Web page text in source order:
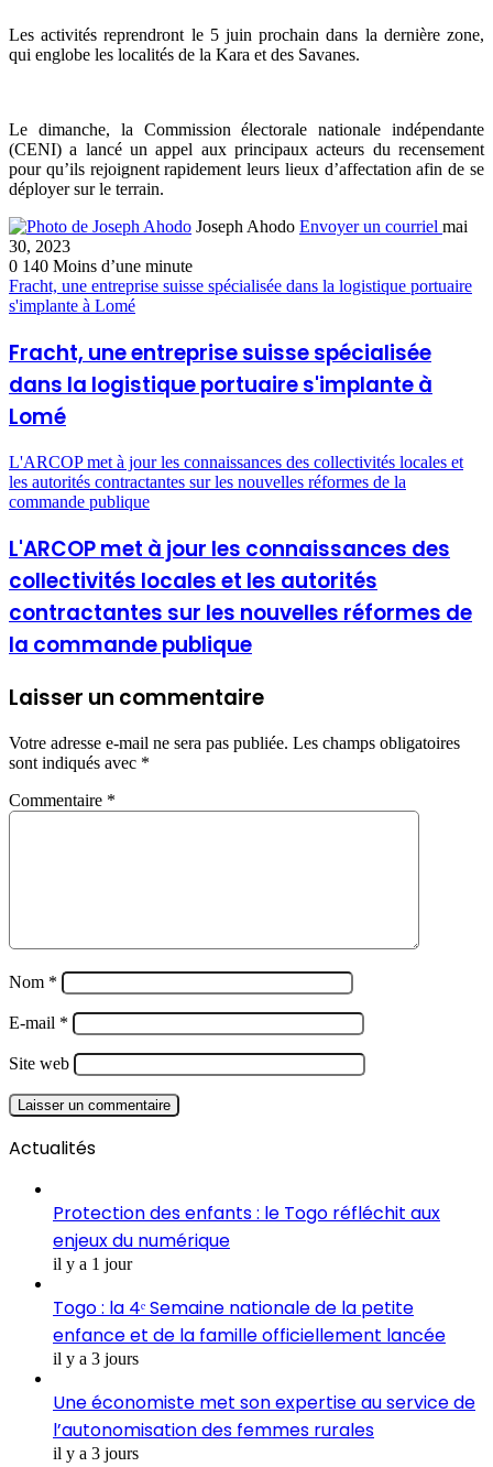
Les activités reprendront le 5 juin prochain dans la dernière zone,
qui englobe les localités de la Kara et des Savanes.
Le dimanche, la Commission électorale nationale indépendante
(CENI) a lancé un appel aux principaux acteurs du recensement
pour qu’ils rejoignent rapidement leurs lieux d’affectation afin de se
déployer sur le terrain.
Joseph Ahodo Envoyer un courriel mai
30, 2023
0 140 Moins d’une minute
Fracht, une entreprise suisse spécialisée dans la logistique portuaire
s'implante à Lomé
Fracht, une entreprise suisse spécialisée
dans la logistique portuaire s'implante à
Lomé
L'ARCOP met à jour les connaissances des collectivités locales et
les autorités contractantes sur les nouvelles réformes de la
commande publique
L'ARCOP met à jour les connaissances des
collectivités locales et les autorités
contractantes sur les nouvelles réformes de
la commande publique
Laisser un commentaire
Votre adresse e-mail ne sera pas publiée. Les champs obligatoires
sont indiqués avec *
Commentaire *
Nom *
E-mail *
Site web
Actualités
Protection des enfants : le Togo réfléchit aux
enjeux du numérique
il y a 1 jour
Togo : la 4ᵉ Semaine nationale de la petite
enfance et de la famille officiellement lancée
il y a 3 jours
Une économiste met son expertise au service de
l’autonomisation des femmes rurales
il y a 3 jours